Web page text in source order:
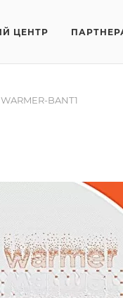
ЦЕНТР
WARMER-BANT1
среду для
структурам